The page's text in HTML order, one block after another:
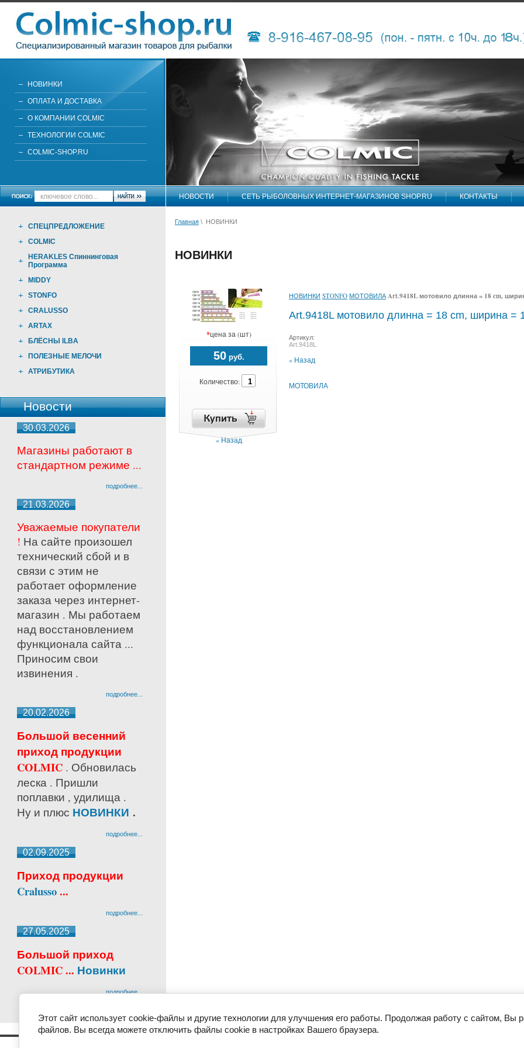
НОВИНКИ
ОПЛАТА И ДОСТАВКА
О КОМПАНИИ COLMIC
ТЕХНОЛОГИИ COLMIC
COLMIC-SHOP.RU
СПЕЦПРЕДЛОЖЕНИЕ
COLMIC
HERAKLES Спиннинговая
Программа
MIDDY
STONFO
CRALUSSO
ARTAX
БЛЁСНЫ ILBA
ПОЛЕЗНЫЕ МЕЛОЧИ
АТРИБУТИКА
Новости
30.03.2026
Магазины работают в
стандартном режиме ...
подробнее...
21.03.2026
Уважаемые покупатели
! На сайте произошел
технический сбой и в
связи с этим не
работает оформление
заказа через интернет-
магазин . Мы работаем
над восстановлением
функционала сайта ...
Приносим свои
извинения .
подробнее...
20.02.2026
Большой весенний
приход продукции
COLMIC . Обновилась
леска . Пришли
поплавки , удилища .
Ну и плюс НОВИНКИ .
подробнее...
02.09.2025
Приход продукции
Cralusso...
подробнее...
27.05.2025
Большой приход
COLMIC ... Новинки
подробнее...
НОВОСТИ СЕТЬ РЫБОЛОВНЫХ ИНТЕРНЕТ-МАГАЗИНОВ SHOP.RU КОНТАКТЫ
Главная \ НОВИНКИ
НОВИНКИ
*цена за (шт)
50руб.
Количество:
« Назад
НОВИНКИ STONFO МОТОВИЛА Art.9418L мотовило длинна = 18 cm,
Art.9418L мотовило длинна = 18 cm, ширина =
Артикул:
Art.9418L
« Назад
МОТОВИЛА
Этот сайт использует cookie-файлы и другие технологии для улучшения его работы. Продолжая работу с сайтом, Вы
файлов. Вы всегда можете отключить файлы cookie в настройках Вашего браузера.